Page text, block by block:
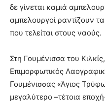
δε γίνεται καμιά
αμπελουργοί ραντίζουν
που τελείται στους ναούς.
Στη Γουμένισσα του
Επιμορφωτικός
Γουμένισσας «Άγιος
μεγαλύτερο –τέτοια